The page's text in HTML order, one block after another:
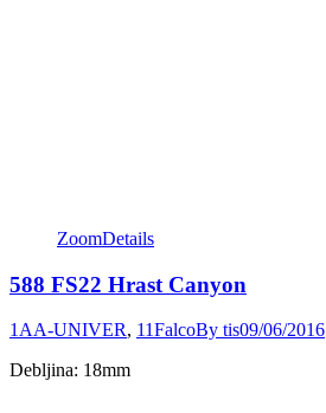
ZoomDetails
588 FS22 Hrast Canyon
1AA-UNIVER, 11FalcoBy tis09/06/2016
Debljina: 18mm